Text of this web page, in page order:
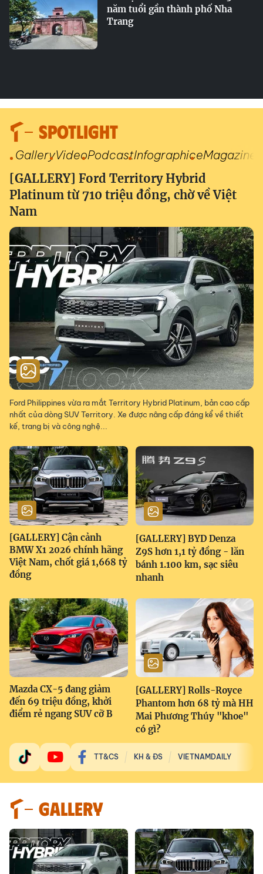
năm tuổi gần thành phố Nha
Trang
SPOTLIGHT
GalleryVideoPodcastInfographiceMagazine
[GALLERY] Ford Territory Hybrid
Platinum từ 710 triệu đồng, chờ về Việt
Nam
Ford Philippines vừa ra mắt Territory Hybrid Platinum, bản cao cấp
nhất của dòng SUV Territory. Xe được nâng cấp đáng kể về thiết
kế, trang bị và công nghệ...
[GALLERY] Cận cảnh
BMW X1 2026 chính hãng
Việt Nam, chốt giá 1,668 tỷ
đồng
[GALLERY] BYD Denza
Z9S hơn 1,1 tỷ đồng - lăn
bánh 1.100 km, sạc siêu
nhanh
Mazda CX-5 đang giảm
đến 69 triệu đồng, khởi
điểm rẻ ngang SUV cỡ B
[GALLERY] Rolls-Royce
Phantom hơn 68 tỷ mà HH
Mai Phương Thúy "khoe"
có gì?
TT&CS KH & ĐS VIETNAMDAILY
GALLERY